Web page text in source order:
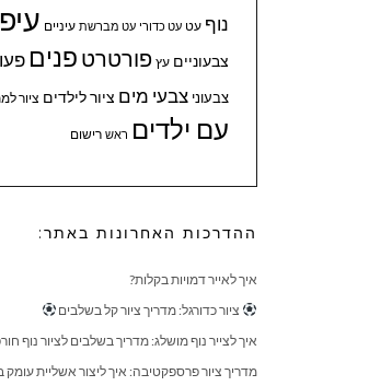
נוף עט עט כדורי עט מברשת עיניים
צבעוניים עץ פורטרט פנים
צבעוני צבעי מים ציור לילדים ציור
עם ילדים ראש רישום
ההדרכות האחרונות באתר:
איך לאייר דמויות בקלות?
ציור כדורגל: מדריך ציור קל בשלבים
איך לצייר נוף מושלג: מדריך בשלבים לציור נוף
מדריך ציור פרספקטיבה: איך ליצור אשליית עומק